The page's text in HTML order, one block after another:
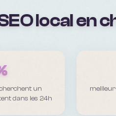
local en
un
dans les 24h